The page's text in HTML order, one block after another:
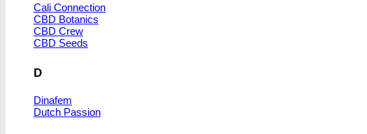
Cali Connection
CBD Botanics
CBD Crew
CBD Seeds
D
Dinafem
Dutch Passion